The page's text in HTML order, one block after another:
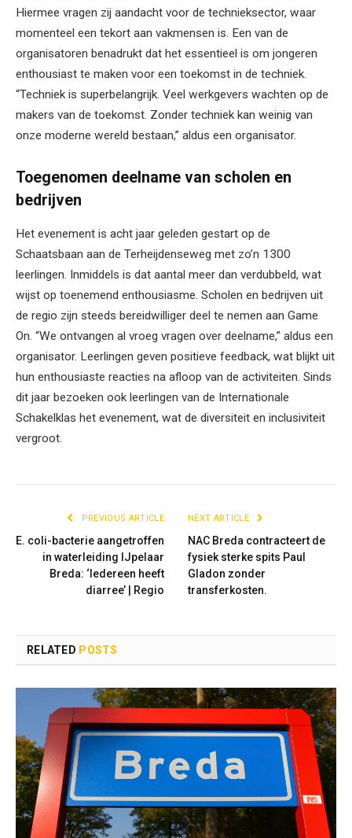
Hiermee vragen zij aandacht voor de technieksector, waar
momenteel een tekort aan vakmensen is. Een van de
organisatoren benadrukt dat het essentieel is om jongeren
enthousiast te maken voor een toekomst in de techniek.
“Techniek is superbelangrijk. Veel werkgevers wachten op de
makers van de toekomst. Zonder techniek kan weinig van
onze moderne wereld bestaan,” aldus een organisator.
Toegenomen deelname van scholen en
bedrijven
Het evenement is acht jaar geleden gestart op de
Schaatsbaan aan de Terheijdenseweg met zo’n 1300
leerlingen. Inmiddels is dat aantal meer dan verdubbeld, wat
wijst op toenemend enthousiasme. Scholen en bedrijven uit
de regio zijn steeds bereidwilliger deel te nemen aan Game
On. “We ontvangen al vroeg vragen over deelname,” aldus een
organisator. Leerlingen geven positieve feedback, wat blijkt uit
hun enthousiaste reacties na afloop van de activiteiten. Sinds
dit jaar bezoeken ook leerlingen van de Internationale
Schakelklas het evenement, wat de diversiteit en inclusiviteit
vergroot.
PREVIOUS ARTICLE
E. coli-bacterie aangetroffen
in waterleiding IJpelaar
Breda: ‘Iedereen heeft
diarree’ | Regio
NEXT ARTICLE
NAC Breda contracteert de
fysiek sterke spits Paul
Gladon zonder
transferkosten.
RELATED POSTS